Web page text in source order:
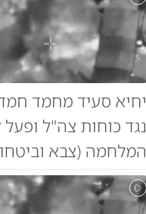
יחיא סעיד מחמד
נגד כוחות צה"ל
המלחמה (צבא